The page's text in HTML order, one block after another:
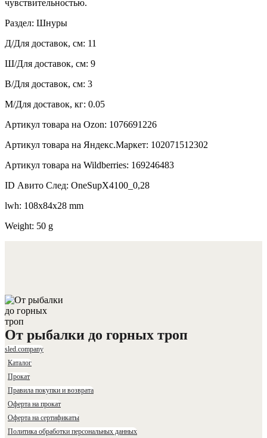
чувствительностью.
Раздел: Шнуры
Д/Для доставок, см: 11
Ш/Для доставок, см: 9
В/Для доставок, см: 3
М/Для доставок, кг: 0.05
Артикул товара на Ozon: 1076691226
Артикул товара на Яндекс.Маркет: 102071512302
Артикул товара на Wildberries: 169246483
ID Авито След: OneSupX4100_0,28
lwh: 108x84x28 mm
Weight: 50 g
От рыбалки до горных троп
sled.company
Каталог
Прокат
Правила покупки и возврата
Оферта на прокат
Оферта на сертификаты
Политика обработки персональных данных